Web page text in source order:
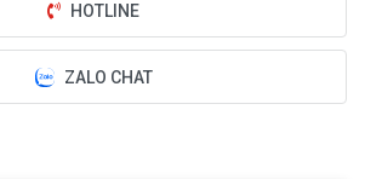
HOTLINE
ZALO CHAT